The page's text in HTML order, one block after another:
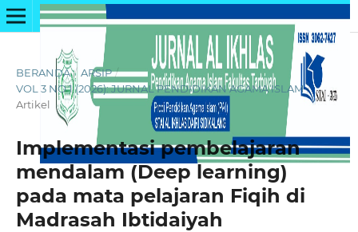
BERANDA / ARSIP /
VOL 3 NO 1 (2026): JURNAL PENDIDIKAN AGAMA ISLAM /
Artikel
Implementasi pembelajaran
mendalam (Deep learning)
pada mata pelajaran Fiqih di
Madrasah Ibtidaiyah